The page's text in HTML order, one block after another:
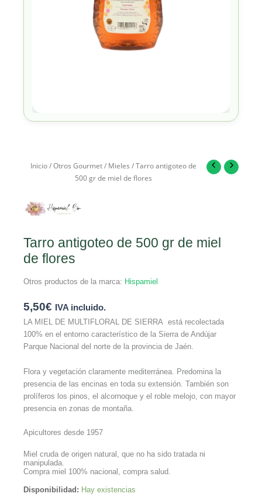
Inicio/Otros Gourmet/ Mieles / Tarro antigoteo de
500 gr de miel de flores
Tarro antigoteo de 500 gr de miel
de flores
Otros productos de la marca: Hispamiel
5,50€ IVA incluido.
LA MIEL DE MULTIFLORAL DE SIERRA está recolectada
100% en el entorno característico de la Sierra de Andújar
Parque Nacional del norte de la provincia de Jaén.
Flora y vegetación claramente mediterránea. Predomina la
presencia de las encinas en toda su extensión. También son
prolíferos los pinos, el alcornoque y el roble melojo, con mayor
presencia en zonas de montaña.
Apicultores desde 1957
Miel cruda de origen natural, que no ha sido tratada ni
manipulada.
Compra miel 100% nacional, compra salud.
Disponibilidad: Hay existencias